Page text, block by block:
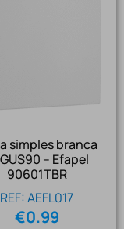
simples branca
– Efapel
90601TBR
REF: AEFL017
€0.99